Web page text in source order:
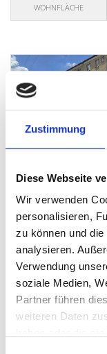
Zustimmung
Diese Webseite
Wir verwenden
personalisieren,
zu können und
analysieren.
Verwendung
soziale Medien,
Partner führen
weiteren Daten
WOHNFLÄCHE
169.500,- €
Augsburg
Was für
Wohnküche
Etagenwohnung
55 m²
WOHNFLÄCHE